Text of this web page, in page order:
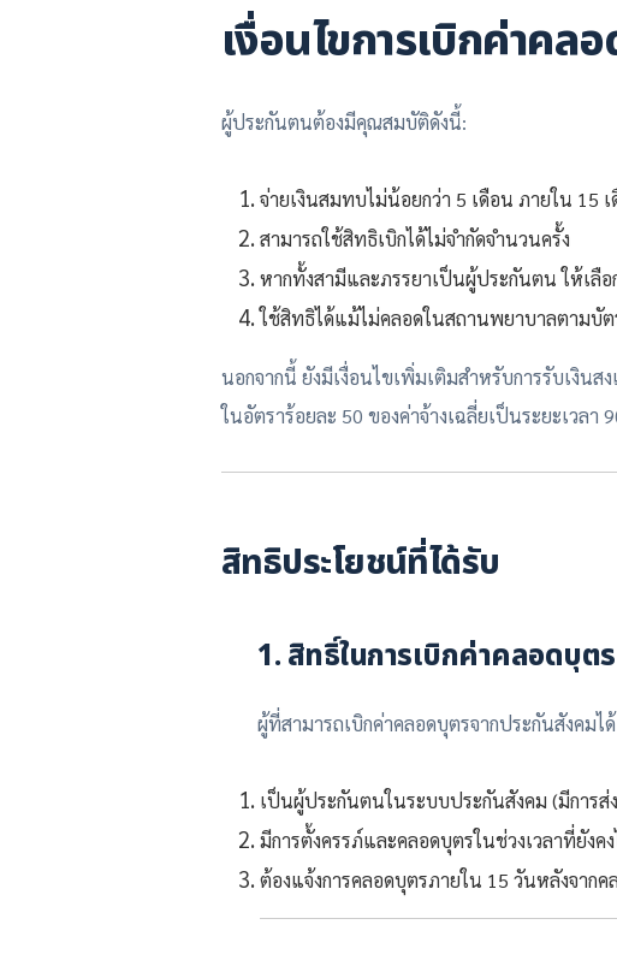
เงื่อนไขการเบิกค่าคล
ผู้ประกันตนต้องมีคุณสมบัติดังนี้:
จ่ายเงินสมทบไม่น้อยกว่า 5 เดือน ภายใน 15
สามารถใช้สิทธิเบิกได้ไม่จำกัดจำนวนครั้ง
หากทั้งสามีและภรรยาเป็นผู้ประกันตน ให้เลื
ใช้สิทธิได้แม้ไม่คลอดในสถานพยาบาลตามบั
นอกจากนี้ ยังมีเงื่อนไขเพิ่มเติมสำหรับการรับเงินส
ในอัตราร้อยละ 50 ของค่าจ้างเฉลี่ยเป็นระยะเวลา
สิทธิประโยชน์ที่ได้รับ
1. สิทธิ์ในการเบิกค่าคลอดบุตร
ผู้ที่สามารถเบิกค่าคลอดบุตรจากประกันสังคม
เป็นผู้ประกันตนในระบบประกันสังคม (มีการส่
มีการตั้งครรภ์และคลอดบุตรในช่วงเวลาที่ยัง
ต้องแจ้งการคลอดบุตรภายใน 15 วันหลังจากค